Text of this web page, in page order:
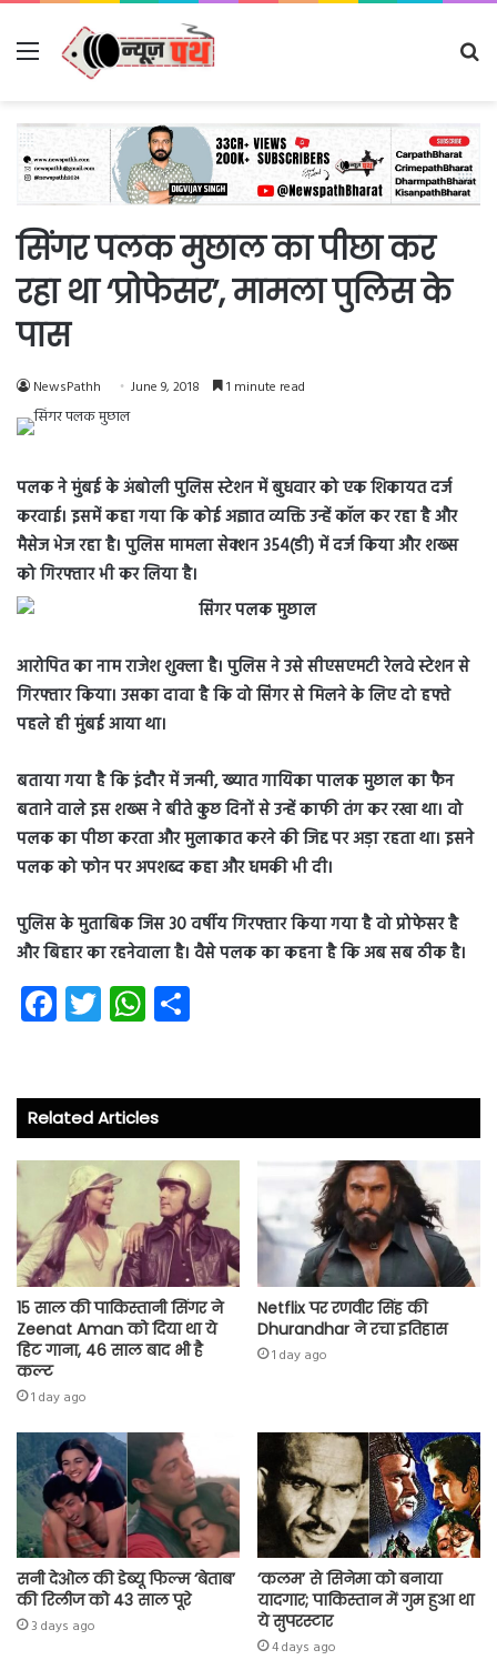
Menu
सिंगर पलक मुछाल का पीछा कर
रहा था ‘प्रोफेसर’, मामला पुलिस के
पास
NewsPathh June 9, 2018 1 minute read
पलक ने मुंबई के अंबोली पुलिस स्टेशन में बुधवार को एक शिकायत दर्ज
करवाई। इसमें कहा गया कि कोई अज्ञात व्यक्ति उन्हें कॉल कर रहा है और
मैसेज भेज रहा है। पुलिस मामला सेक्शन 354(डी) में दर्ज किया और शख्स
को गिरफ्तार भी कर लिया है।
आरोपित का नाम राजेश शुक्ला है। पुलिस ने उसे सीएसएमटी रेलवे स्टेशन से
गिरफ्तार किया। उसका दावा है कि वो सिंगर से मिलने के लिए दो हफ्ते
पहले ही मुंबई आया था।
बताया गया है कि इंदौर में जन्मी, ख्यात गायिका पालक मुछाल का फैन
बताने वाले इस शख्स ने बीते कुछ दिनों से उन्हें काफी तंग कर रखा था। वो
पलक का पीछा करता और मुलाकात करने की जिद्द पर अड़ा रहता था। इसने
पलक को फोन पर अपशब्द कहा और धमकी भी दी।
पुलिस के मुताबिक जिस 30 वर्षीय गिरफ्तार किया गया है वो प्रोफेसर है
और बिहार का रहनेवाला है। वैसे पलक का कहना है कि अब सब ठीक है।
Fa
ce
o
ok
T
wi
er
W
ha
A
p
p
Related Articles
15 साल की पाकिस्तानी सिंगर ने
Zeenat Aman को दिया था ये
हिट गाना, 46 साल बाद भी है
कल्ट
1 day ago
Netflix पर रणवीर सिंह की
Dhurandhar ने रचा इतिहास
1 day ago
सनी देओल की डेब्यू फिल्म ‘बेताब’
की रिलीज को 43 साल पूरे
3 days ago
‘कलम’ से सिनेमा को बनाया
यादगार; पाकिस्तान में गुम हुआ था
ये सुपरस्टार
4 days ago